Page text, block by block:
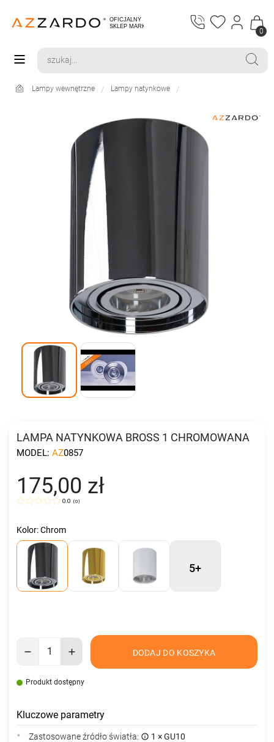
0
Lampy wewnętrzne Lampy natynkowe
LAMPA NATYNKOWA BROSS 1 CHROMOWANA
MODEL: AZ0857
175,00 zł
0.0 (0)
Kolor: Chrom
5+
DODAJ DO KOSZYKA
Produkt dostępny
Kluczowe parametry
Zastosowane źródło światła:
1 × GU10